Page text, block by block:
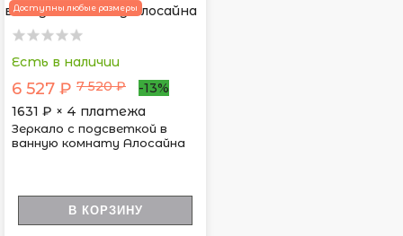
Доступны любые размеры
Есть в наличии
6 527 ₽ 7 520 ₽
-13%
1631 ₽ × 4 платежа
Зеркало с подсветкой в
ванную комнату Алосайна
В КОРЗИНУ